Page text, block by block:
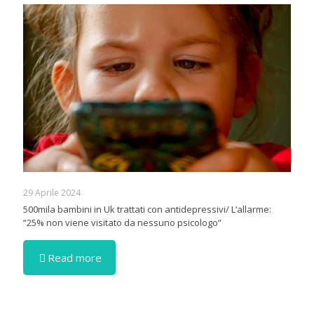
29 Aprile 2024
500mila bambini in Uk trattati con antidepressivi/ L’allarme:
“25% non viene visitato da nessuno psicologo”
Read more